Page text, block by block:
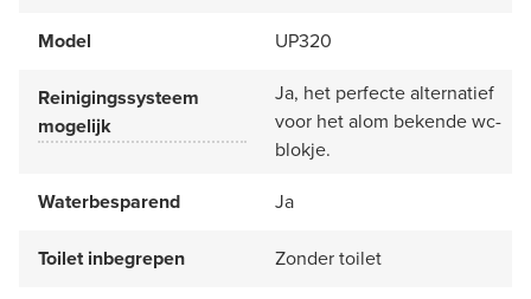
Model UP320
Reinigingssysteem
mogelijk
Ja, het perfecte alternatief
voor het alom bekende wc-
blokje.
Waterbesparend
Ja
Toilet inbegrepen Zonder toilet